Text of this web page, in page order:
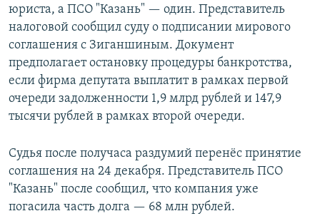
юриста, а ПСО "Казань" — один. Представитель
налоговой сообщил суду о подписании мирового
соглашения с Зиганшиным. Документ
предполагает остановку процедуры банкротства,
если фирма депутата выплатит в рамках первой
очереди задолженности 1,9 млрд рублей и 147,9
тысячи рублей в рамках второй очереди.
Судья после получаса раздумий перенёс принятие
соглашения на 24 декабря. Представитель ПСО
"Казань" после сообщил, что компания уже
погасила часть долга — 68 млн рублей.